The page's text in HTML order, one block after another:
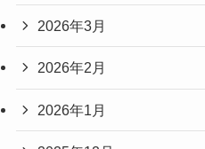
2026年3月
2026年2月
2026年1月